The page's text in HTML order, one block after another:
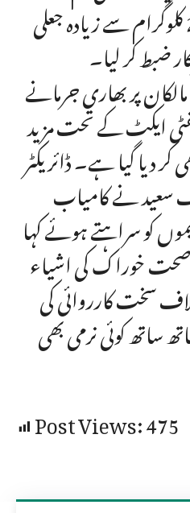
انسپکشن کیدوران 200 کلوگرام سے زیادہ جعلی
ضبط کر لیا۔
پر بھاری جرمانے
ایکٹ کے تحت مزید
کر دیا گیا ہے۔ ڈائریکٹر
سعید نے کامیاب
کو سراہتے ہوئے کہا
صحت خوراک کی اشیاء
سخت کارروائی کی
ساتھ کوئی نرمی بھی
Post Views:475